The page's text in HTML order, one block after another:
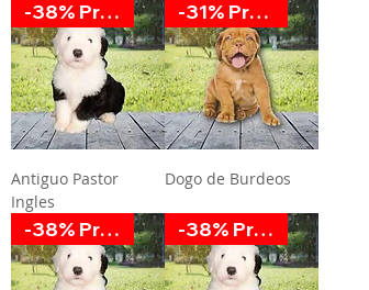
-38% Promoción
Antiguo Pastor
Ingles
-31% Promoción
Dogo de Burdeos
-38% Promoción -38% Promoción